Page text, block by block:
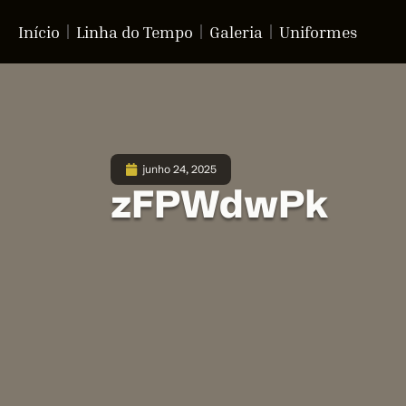
Início Linha do Tempo Galeria Uniformes
junho 24, 2025
zFPWdwPk